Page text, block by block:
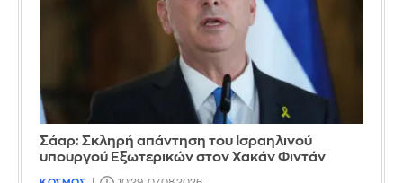
Σάαρ: Σκληρή απάντηση του Ισραηλινού
υπουργού Εξωτερικών στον Χακάν Φιντάν